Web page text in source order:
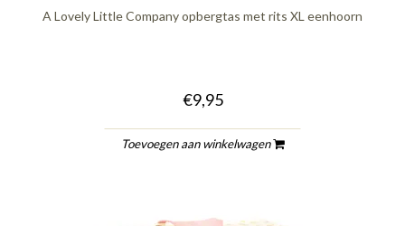
A Lovely Little Company opbergtas met rits XL eenhoorn
€9,95
Toevoegen aan winkelwagen